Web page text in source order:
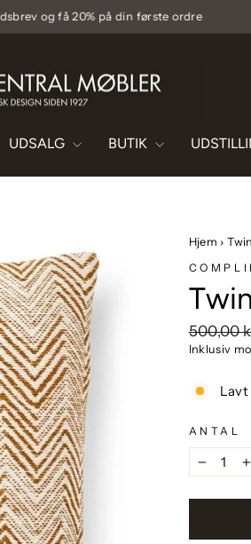
Pause
og få 20% på din første ordre
UDSALG BUTIK
Hjem ›
pris
500,00
Inklusiv
ANTAL
−